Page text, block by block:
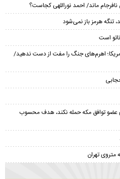
ماند/ احمد نوراللهی کجاست؟
تنگه هرمز باز نمی‌شود
اهرم‌های جنگ را مفت از دست ندهید/
عضو توافق مکه حمله نکند، هدف محسوب
متروی تهران